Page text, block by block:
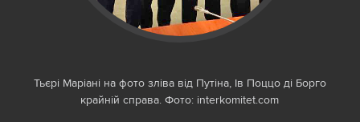
Тьєрі Маріані на фото зліва від Путіна, Ів Поццо ді Борго
крайній справа. Фото: interkomitet.com